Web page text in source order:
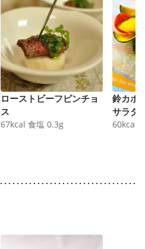
ローストビーフピンチョ
ス
67kcal 食塩 0.3g
鈴カボ
サラダ
60kcal